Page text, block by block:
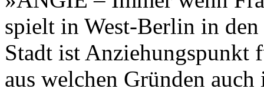
spielt in West-Berlin in
Stadt ist Anziehungspunkt
aus welchen Gründen